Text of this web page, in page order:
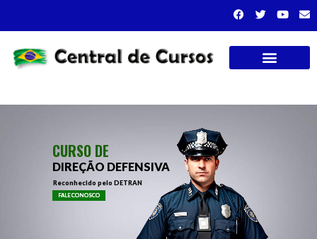
DIREÇÃO DEFENSIVA
Reconhecido pelo DETRAN
CURSO DE
FALE CONOSCO